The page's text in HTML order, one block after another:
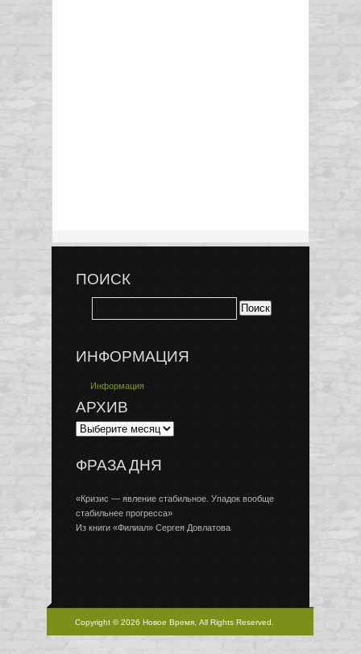
ПОИСК
ИНФОРМАЦИЯ
Информация
АРХИВ
ФРАЗА ДНЯ
«Кризис — явление стабильное. Упадок вообще
стабильнее прогресса»
Из книги «Филиал» Сергея Довлатова
Copyright © 2026 Новое Время, All Rights Reserved.